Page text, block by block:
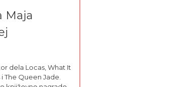
Maja
dela Locas, What It
The Queen Jade.